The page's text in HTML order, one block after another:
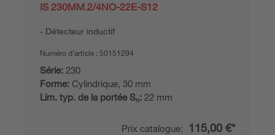
IS 230MM.2/4NO-22E-S12
Détecteur inductif
Numéro d’article : 50151294
Série: 230
Forme: Cylindrique, 30 mm
Lim. typ. de la portée Sn: 22 mm
Prix catalogue: 115,00 €*